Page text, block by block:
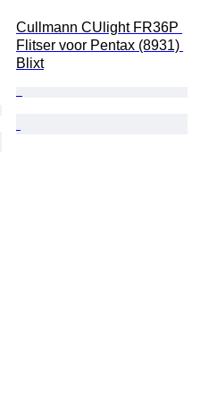
Cullmann CUlight FR36P
Flitser voor Pentax (8931)
Blixt